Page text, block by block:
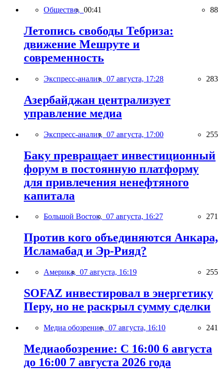
Общество, 00:41 88
Летопись свободы Тебриза:
движение Мешруте и
современность
Экспресс-анализ, 07 августа, 17:28 283
Азербайджан централизует
управление медиа
Экспресс-анализ, 07 августа, 17:00 255
Баку превращает инвестиционный
форум в постоянную платформу
для привлечения ненефтяного
капитала
Большой Восток, 07 августа, 16:27 271
Против кого объединяются Анкара,
Исламабад и Эр-Рияд?
Америка, 07 августа, 16:19 255
SOFAZ инвестировал в энергетику
Перу, но не раскрыл сумму сделки
Медиа обозрение, 07 августа, 16:10 241
Медиаобозрение: С 16:00 6 августа
до 16:00 7 августа 2026 года